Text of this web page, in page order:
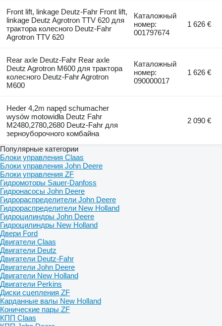
Front lift, linkage Deutz-Fahr Front lift,
linkage Deutz Agrotron TTV 620 для
трактора колесного Deutz-Fahr
Agrotron TTV 620
Каталожный
номер:
001797674
1 626 €
Rear axle Deutz-Fahr Rear axle
Deutz Agrotron M600 для трактора
колесного Deutz-Fahr Agrotron
M600
Каталожный
номер:
090000017
1 626 €
Heder 4,2m napęd schumacher
wysów motowidła Deutz Fahr
M2480,2780,2680 Deutz-Fahr для
зерноуборочного комбайна
2 090 €
Популярные категории
Блоки управления Claas
Блоки управления John Deere
Блоки управления ZF
Гидромоторы Sauer-Danfoss
Гидронасосы John Deere
Гидрораспределители John Deere
Гидрораспределители New Holland
Гидроцилиндры John Deere
Гидроцилиндры New Holland
Двери Ford
Двигатели Claas
Двигатели Deutz
Двигатели Deutz-Fahr
Двигатели John Deere
Двигатели New Holland
Двигатели Perkins
Диски сцепления ZF
Карданные валы New Holland
Конические пары ZF
КПП Claas